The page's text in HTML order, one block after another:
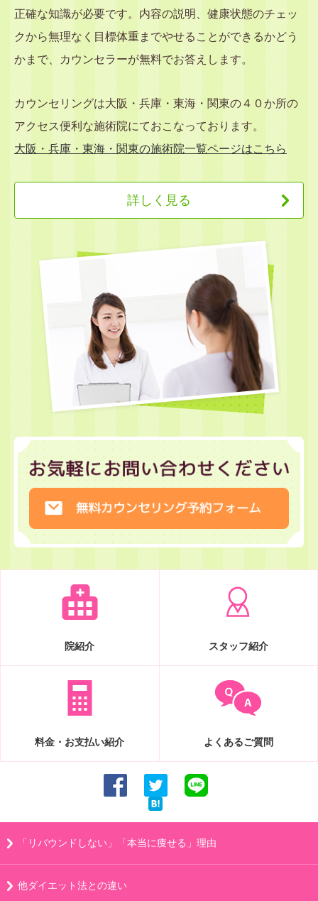
正確な知識が必要です。内容の説明、健康状態のチェッ
クから無理なく目標体重までやせることができるかどう
かまで、カウンセラーが無料でお答えします。
カウンセリングは大阪・兵庫・東海・関東の４０か所の
アクセス便利な施術院にておこなっております。
大阪・兵庫・東海・関東の施術院一覧ページはこちら
詳しく見る
院紹介 スタッフ紹介
料金・お支払い紹介 よくあるご質問
「リバウンドしない」「本当に痩せる」理由
他ダイエット法との違い